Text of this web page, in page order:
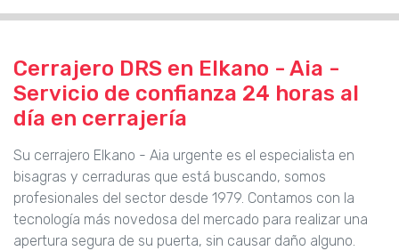
Cerrajero DRS en Elkano - Aia -
Servicio de confianza 24 horas al
día en cerrajería
Su cerrajero Elkano - Aia urgente es el especialista en
bisagras y cerraduras que está buscando, somos
profesionales del sector desde 1979. Contamos con la
tecnología más novedosa del mercado para realizar una
apertura segura de su puerta, sin causar daño alguno.